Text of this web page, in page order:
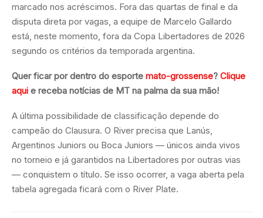
marcado nos acréscimos. Fora das quartas de final e da
disputa direta por vagas, a equipe de Marcelo Gallardo
está, neste momento, fora da Copa Libertadores de 2026
segundo os critérios da temporada argentina.
Quer ficar por dentro do esporte mato-grossense? Clique
aqui e receba notícias de MT na palma da sua mão!
A última possibilidade de classificação depende do
campeão do Clausura. O River precisa que Lanús,
Argentinos Juniors ou Boca Juniors — únicos ainda vivos
no torneio e já garantidos na Libertadores por outras vias
— conquistem o título. Se isso ocorrer, a vaga aberta pela
tabela agregada ficará com o River Plate.